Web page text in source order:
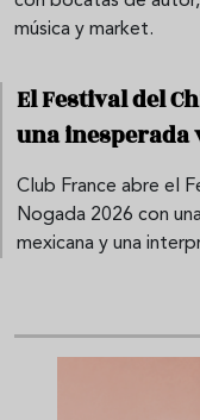
música y market.
El Festival del
una
Club France abre el
Nogada 2026 con
mexicana y una